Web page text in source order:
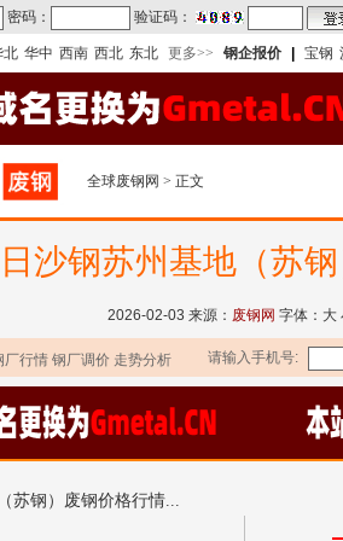
密码： 验证码：
北 华中 西南 西北 东北 更多>> 钢企报价 宝钢
全球废钢网 > 正文
沙钢苏州基地（苏
2026-02-03 来源： 废钢网 字体： 大
厂行情 钢厂调价 走势分析 请输入手机号:
苏钢）废钢价格行情...